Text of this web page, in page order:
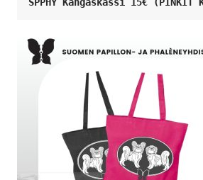
SPPHY Kangaskassi 15€ (PINKIT